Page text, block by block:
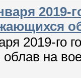
2019-
2019-го
на